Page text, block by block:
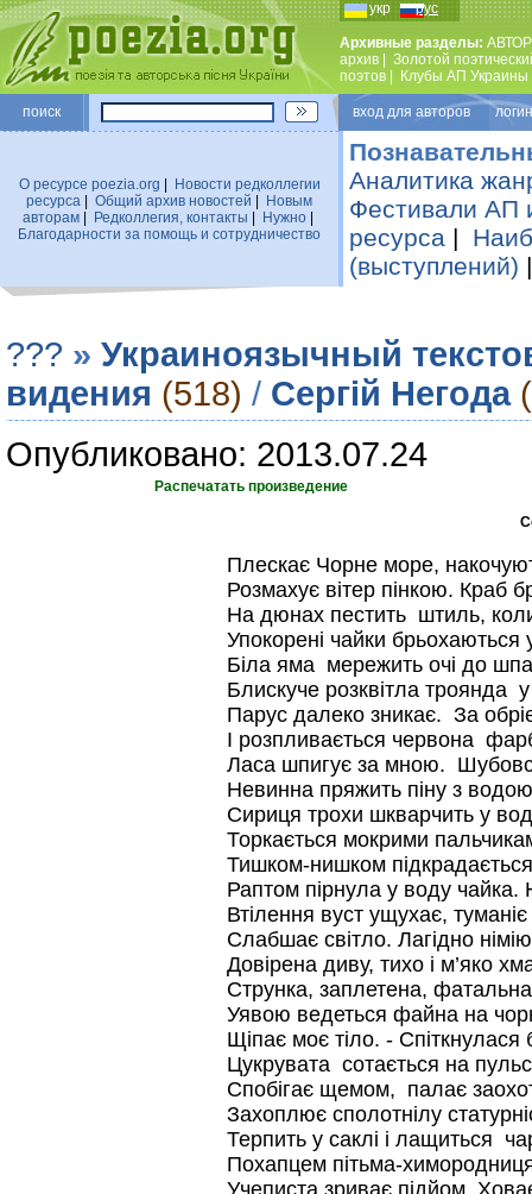
укр рус
Архивные разделы:
архив
Золотой
поэтов
Клубы АП Украины
поиск вход для авторов
О ресурсе poezia.org
Новости редколлегии
ресурса
Общий архив новостей
Новым
авторам| Редколлегия, контакты Нужно|
Благодарности за помощь и сотрудничество
Аналитика
Фестивали АП
ресурса |
(выступлений)
??? » Украиноязычный
видения (518) / Сергій Негода
Опубликовано: 2013.07.24
Распечатать произведение
Плескає Чорне море,
Розмахує вітер пінкою. Краб
На дюнах пестить штиль,
Упокорені чайки брьохаються
Біла яма мережить очі до
Блискуче розквітла троянда у
Парус далеко зникає. За
І розпливається червона
Ласа шпигує за мною.
Невинна пряжить піну з водою
Сириця трохи шкварчить у
Торкається мокрими
Тишком-нишком
Раптом пірнула у воду
Втілення вуст ущухає,
Слабшає світло. Лагідно
Довірена диву, тихо і м’яко
Струнка, заплетена,
Уявою ведеться файна на
Щіпає моє тіло. - Спіткнулася
Цукрувата сотається на
Спобігає щемом, палає
Захоплює сполотнілу
Терпить у саклі і лащиться
Похапцем пітьма-
Учеписта зриває підйом.